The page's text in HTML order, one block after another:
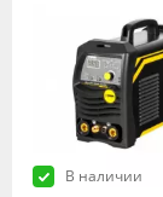
В наличии